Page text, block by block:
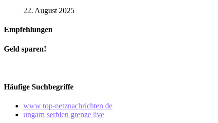
22. August 2025
Empfehlungen
Geld sparen!
Häufige Suchbegriffe
www top-netznachrichten de
ungarn serbien grenze live